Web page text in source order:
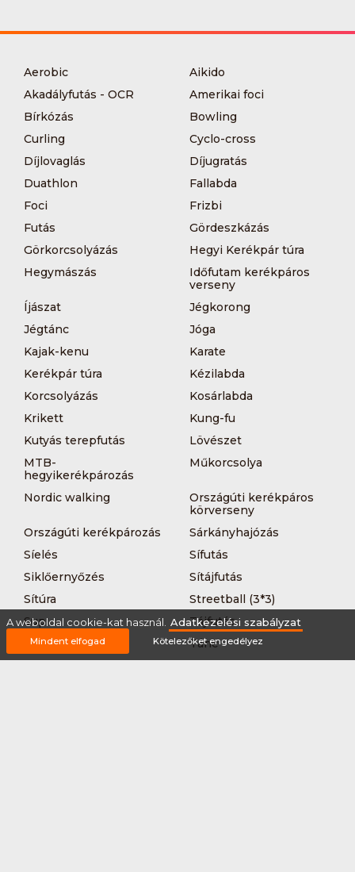
Aerobic
Aikido
Akadályfutás - OCR
Amerikai foci
Bírkózás
Bowling
Curling
Cyclo-cross
Díjlovaglás
Díjugratás
Duathlon
Fallabda
Foci
Frizbi
Futás
Gördeszkázás
Görkorcsolyázás
Hegyi Kerékpár túra
Hegymászás
Időfutam kerékpáros
verseny
Íjászat
Jégkorong
Jégtánc
Jóga
Kajak-kenu
Karate
Kerékpár túra
Kézilabda
Korcsolyázás
Kosárlabda
Krikett
Kung-fu
Kutyás terepfutás
Lövészet
MTB-
hegyikerékpározás
Műkorcsolya
Nordic walking
Országúti kerékpáros
körverseny
Országúti kerékpározás
Sárkányhajózás
Síelés
Sífutás
Siklőernyőzés
Sítájfutás
Sítúra
Streetball (3*3)
Sup
Tájfutás
Tájkerékpár
Tánc
A weboldal cookie-kat használ. Adatkezelési szabályzat
Mindent elfogad Kötelezőket engedélyez